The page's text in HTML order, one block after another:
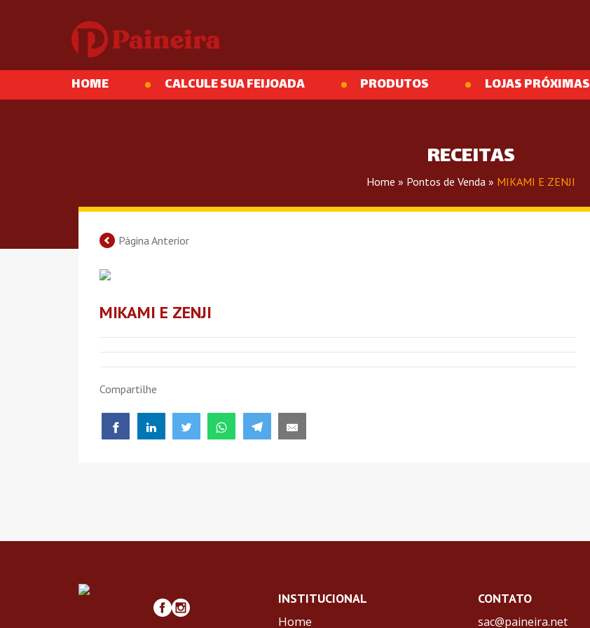
HOME CALCULE SUA FEIJOADA PRODUTOS LOJAS PRÓXIMAS
RECEITAS
Home » Pontos de Venda » MIKAMI E ZENJI
Página Anterior
MIKAMI E ZENJI
Compartilhe
INSTITUCIONAL
Home
CONTATO
sac@paineira.net